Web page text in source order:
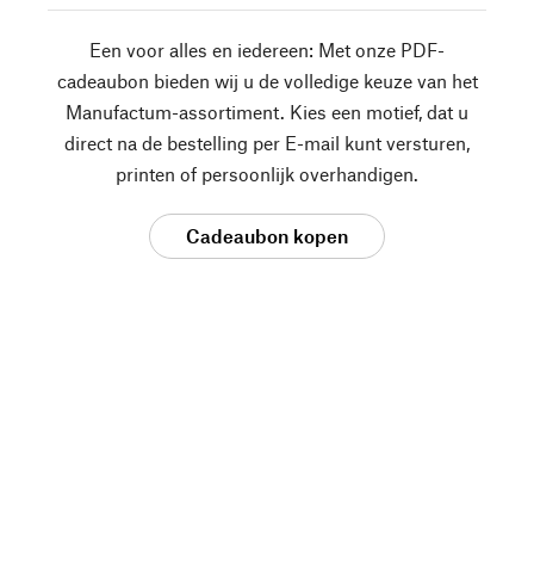
Een voor alles en iedereen: Met onze PDF-
cadeaubon bieden wij u de volledige keuze van het
Manufactum-assortiment. Kies een motief, dat u
direct na de bestelling per E-mail kunt versturen,
printen of persoonlijk overhandigen.
Cadeaubon kopen